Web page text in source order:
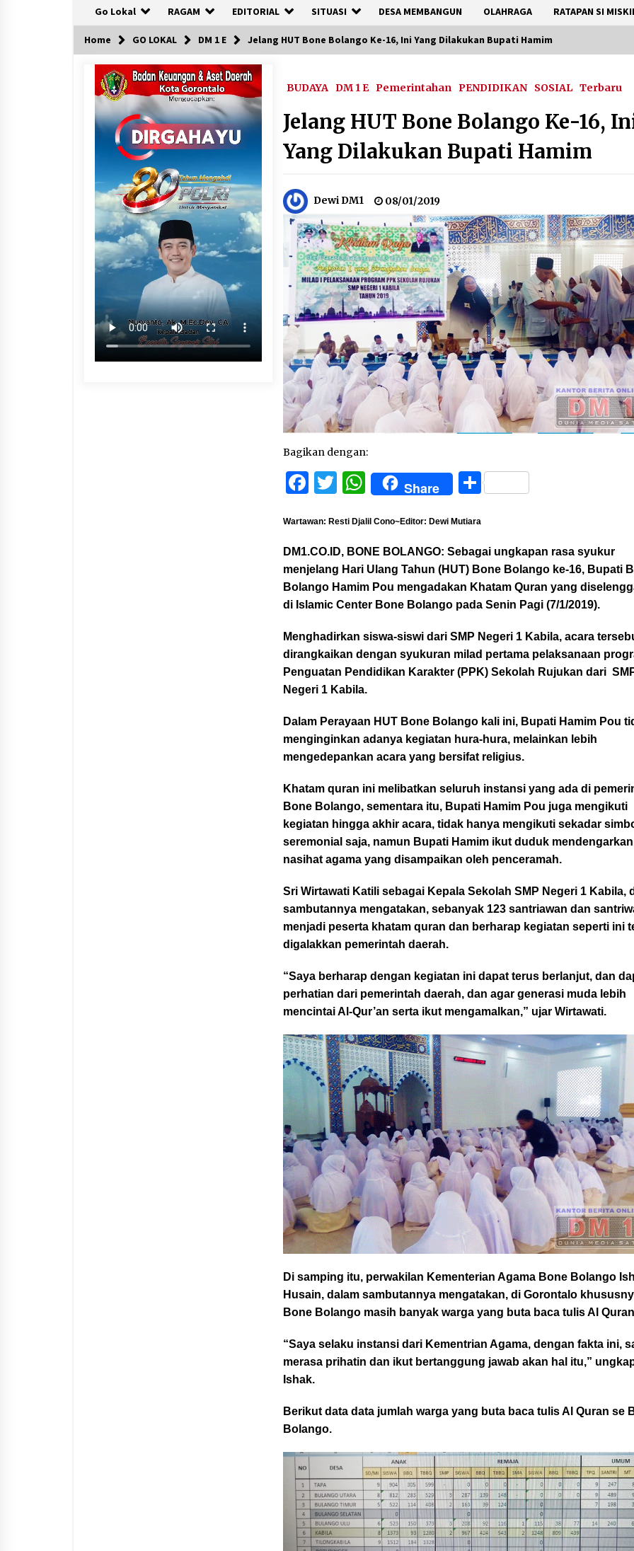
Go Lokal RAGAM EDITORIAL SITUASI DESA MEMBANGUN OLAHRAGA RATAPAN SI
Home GO LOKAL DM 1 E Jelang HUT Bone Bolango Ke-16, Ini Yang Dilakukan Bupati Hamim
BUDAYA DM 1 E Pemerintahan PENDIDIKAN SOSIAL Terbaru
Jelang HUT Bone Bolango Ke-16,
Yang Dilakukan Bupati Hamim
Dewi DM1 08/01/2019
Bagikan dengan:
Facebook
Twitter
WhatsApp
Share Share
Wartawan: Resti Djalil Cono~Editor: Dewi Mutiara
DM1.CO.ID, BONE BOLANGO: Sebagai ungkapan rasa syukur
menjelang Hari Ulang Tahun (HUT) Bone Bolango ke-16, Bupati
Bolango Hamim Pou mengadakan Khatam Quran yang
di Islamic Center Bone Bolango pada Senin Pagi (7/1/2019).
Menghadirkan siswa-siswi dari SMP Negeri 1 Kabila, acara
dirangkaikan dengan syukuran milad pertama pelaksanaan
Penguatan Pendidikan Karakter (PPK) Sekolah Rujukan dari
Negeri 1 Kabila.
Dalam Perayaan HUT Bone Bolango kali ini, Bupati Hamim Pou
menginginkan adanya kegiatan hura-hura, melainkan lebih
mengedepankan acara yang bersifat religius.
Khatam quran ini melibatkan seluruh instansi yang ada di
Bone Bolango, sementara itu, Bupati Hamim Pou juga mengikuti
kegiatan hingga akhir acara, tidak hanya mengikuti sekadar
seremonial saja, namun Bupati Hamim ikut duduk mendengarkan
nasihat agama yang disampaikan oleh penceramah.
Sri Wirtawati Katili sebagai Kepala Sekolah SMP Negeri 1 Kabila,
sambutannya mengatakan, sebanyak 123 santriawan dan
menjadi peserta khatam quran dan berharap kegiatan seperti ini
digalakkan pemerintah daerah.
“Saya berharap dengan kegiatan ini dapat terus berlanjut, dan
perhatian dari pemerintah daerah, dan agar generasi muda lebih
mencintai Al-Qur’an serta ikut mengamalkan,” ujar Wirtawati.
Di samping itu, perwakilan Kementerian Agama Bone Bolango
Husain, dalam sambutannya mengatakan, di Gorontalo
Bone Bolango masih banyak warga yang buta baca tulis Al
“Saya selaku instansi dari Kementrian Agama, dengan fakta ini,
merasa prihatin dan ikut bertanggung jawab akan hal itu,”
Ishak.
Berikut data data jumlah warga yang buta baca tulis Al Quran se
Bolango.